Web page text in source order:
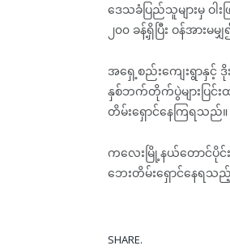
ဒေသခံပြည်သူများမှ ဝ
၂၀၀ ခန့်ရှိပြီး ဝန်အား
အရှေ့စည်းကျေးရွာနှင့်
နှစ်ဘက်တိုက်ပွဲများပြင်း
တိမ်းရှောင်နေကြရသည်။
ကလေးမြို့နယ်တောင်ပိုင်
ဘေးတိမ်းရှောင်နေရသည့်
SHARE.